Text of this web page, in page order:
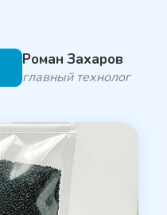
Роман Захаров
главный технолог